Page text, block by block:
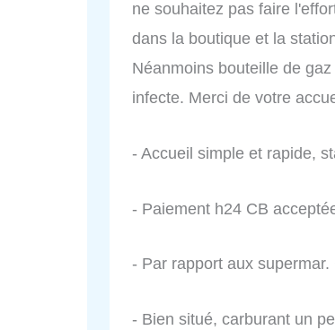
ne souhaitez pas faire
dans la boutique et la
Néanmoins bouteille de
infecte. Merci de votre
- Accueil simple et rapide,
- Paiement h24 CB
- Par rapport aux supermar.
- Bien situé, carburant un